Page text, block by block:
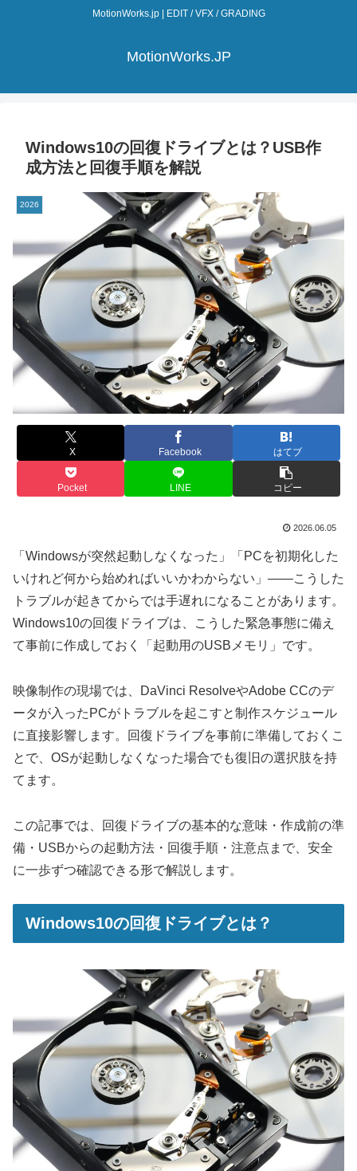
MotionWorks.jp | EDIT / VFX / GRADING
MotionWorks.JP
Windows10の回復ドライブとは？USB作
成方法と回復手順を解説
2026
X Facebook はてブ
Pocket LINE コピー
2026.06.05
「Windowsが突然起動しなくなった」「PCを初期化した
いけれど何から始めればいいかわからない」——こうした
トラブルが起きてからでは手遅れになることがあります。
Windows10の回復ドライブは、こうした緊急事態に備え
て事前に作成しておく「起動用のUSBメモリ」です。
映像制作の現場では、DaVinci ResolveやAdobe CCのデ
ータが入ったPCがトラブルを起こすと制作スケジュール
に直接影響します。回復ドライブを事前に準備しておくこ
とで、OSが起動しなくなった場合でも復旧の選択肢を持
てます。
この記事では、回復ドライブの基本的な意味・作成前の準
備・USBからの起動方法・回復手順・注意点まで、安全
に一歩ずつ確認できる形で解説します。
Windows10の回復ドライブとは？